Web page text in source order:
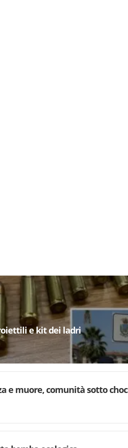
e kit dei ladri
e muore, comunità sotto choc